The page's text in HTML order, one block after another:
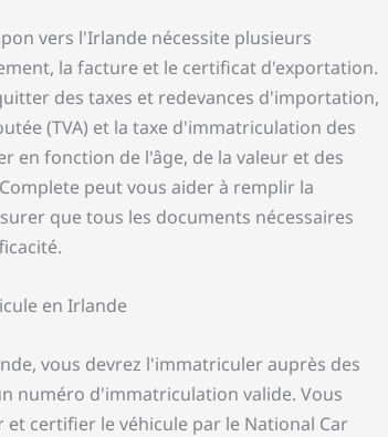
vers l'Irlande nécessite plusieurs
la facture et le certificat d'exportation.
des taxes et redevances d'importation,
(TVA) et la taxe d'immatriculation des
en fonction de l'âge, de la valeur et des
peut vous aider à remplir la
que tous les documents nécessaires
en Irlande
vous devrez l'immatriculer auprès des
numéro d'immatriculation valide. Vous
certifier le véhicule par le National Car